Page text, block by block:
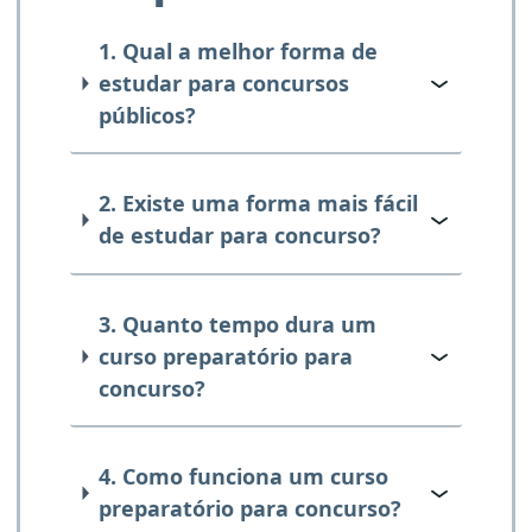
1. Qual a melhor forma de
estudar para concursos
públicos?
2. Existe uma forma mais fácil
de estudar para concurso?
3. Quanto tempo dura um
curso preparatório para
concurso?
4. Como funciona um curso
preparatório para concurso?